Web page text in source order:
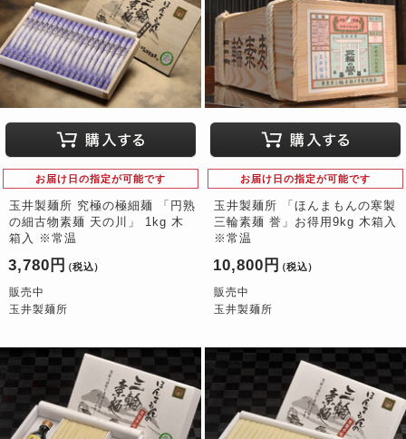
お届け日の指定が可能です
玉井製麺所 究極の極細麺 「円熟
の細古物素麺 天の川」 1kg 木
箱入 ※常温
3,780円 （税込）
販売中
玉井製麺所
お届け日の指定が可能です
玉井製麺所 「ほんまもんの寒製
三輪素麺 誉」お得用9kg 木箱入
※常温
10,800円 （税込）
販売中
玉井製麺所